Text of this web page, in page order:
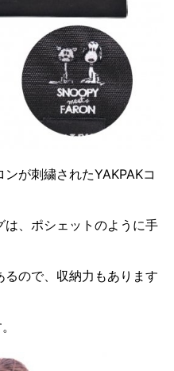
が刺繍されたYAKPAKコ
、ポシェットのように手
ので、収納力もあります